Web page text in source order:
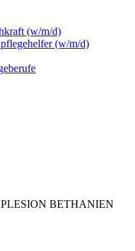
(w/m/d)
(w/m/d)
BETHANIEN